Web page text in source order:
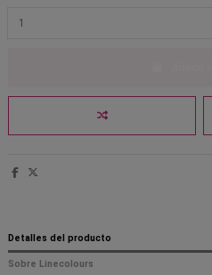
Detalles del producto
Sobre Linecolours